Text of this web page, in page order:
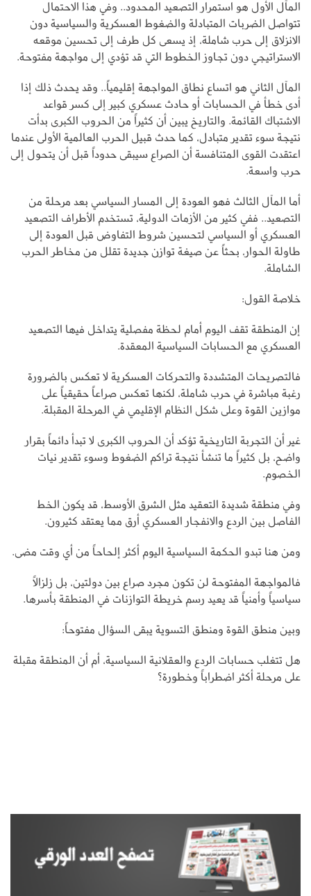
المآل الأول هو استمرار التصعيد المحدود.. وفي هذا الاحتمال
تتواصل الضربات المتبادلة والضغوط العسكرية والسياسية دون
الانزلاق إلى حرب شاملة، إذ يسعى كل طرف إلى تحسين موقعه
الاستراتيجي دون تجاوز الخطوط التي قد تؤدي إلى مواجهة مفتوحة.
المآل الثاني هو اتساع نطاق المواجهة إقليمياً.. وقد يحدث ذلك إذا
أدى خطأ في الحسابات أو حادث عسكري كبير إلى كسر قواعد
الاشتباك القائمة. والتاريخ يبين أن كثيراً من الحروب الكبرى بدأت
نتيجة سوء تقدير متبادل، كما حدث قبيل الحرب العالمية الأولى عندما
اعتقدت القوى المتنافسة أن الصراع سيبقى حدوداً قبل أن يتحول إلى
حرب واسعة.
أما المآل الثالث فهو العودة إلى المسار السياسي بعد مرحلة من
التصعيد.. ففي كثير من الأزمات الدولية، تستخدم الأطراف التصعيد
العسكري أو السياسي لتحسين شروط التفاوض قبل العودة إلى
طاولة الحوار، بحثاً عن صيغة توازن جديدة تقلل من مخاطر الحرب
الشاملة.
خلاصة القول:
إن المنطقة تقف اليوم أمام لحظة مفصلية يتداخل فيها التصعيد
العسكري مع الحسابات السياسية المعقدة.
فالتصريحات المتشددة والتحركات العسكرية لا تعكس بالضرورة
رغبة مباشرة في حرب شاملة، لكنها تعكس صراعاً حقيقياً على
موازين القوة وعلى شكل النظام الإقليمي في المرحلة المقبلة.
غير أن التجربة التاريخية تؤكد أن الحروب الكبرى لا تبدأ دائماً بقرار
واضح، بل كثيراً ما تنشأ نتيجة تراكم الضغوط وسوء تقدير نيات
الخصوم.
وفي منطقة شديدة التعقيد مثل الشرق الأوسط، قد يكون الخط
الفاصل بين الردع والانفجار العسكري أرق مما يعتقد كثيرون.
ومن هنا تبدو الحكمة السياسية اليوم أكثر إلحاحاً من أي وقت مضى.
فالمواجهة المفتوحة لن تكون مجرد صراع بين دولتين، بل زلزالاً
سياسياً وأمنياً قد يعيد رسم خريطة التوازنات في المنطقة بأسرها.
وبين منطق القوة ومنطق التسوية يبقى السؤال مفتوحاً:
هل تتغلب حسابات الردع والعقلانية السياسية، أم أن المنطقة مقبلة
على مرحلة أكثر اضطراباً وخطورة؟